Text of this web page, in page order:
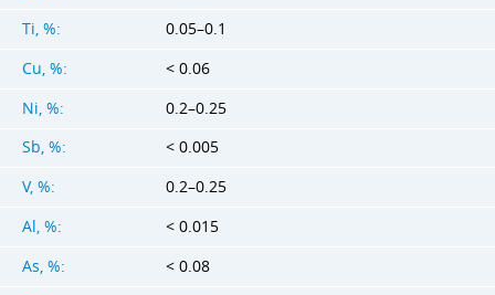
Ti, %:
0.05–0.1
Cu, %:
< 0.06
Ni, %:
0.2–0.25
Sb, %:
< 0.005
V, %:
0.2–0.25
Al, %:
< 0.015
As, %:
< 0.08